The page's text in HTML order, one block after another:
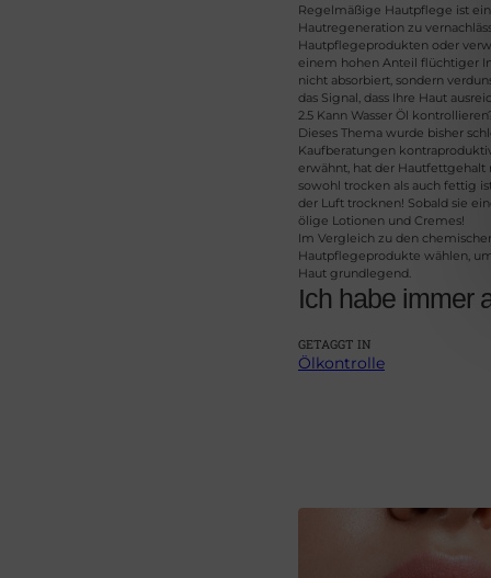
Regelmäßige Hautpflege ist
Hautregeneration zu
Hautpflegeprodukten oder
einem hohen Anteil flüchtiger
nicht absorbiert, sondern
das Signal, dass Ihre Haut
2.5 Kann Wasser Öl
Dieses Thema wurde bisher
Kaufberatungen
erwähnt, hat der Hautfettgehalt
sowohl trocken als auch fettig
der Luft trocknen! Sobald sie
ölige Lotionen und Cremes!
Im Vergleich zu den
Hautpflegeprodukte wählen,
Haut grundlegend.
Ich habe immer
GETAGGT IN
Ölkontrolle